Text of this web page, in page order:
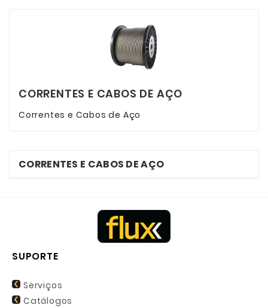
CORRENTES E CABOS DE AÇO
Correntes e Cabos de Aço
CORRENTES E CABOS DE AÇO
SUPORTE
Serviços
Catálogos